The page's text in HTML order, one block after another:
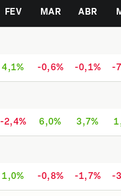
FEV MAR ABR
4,1% -0,6% -0,1% -
-2,4% 6,0% 3,7%
1,0% -0,8% -1,7%
-